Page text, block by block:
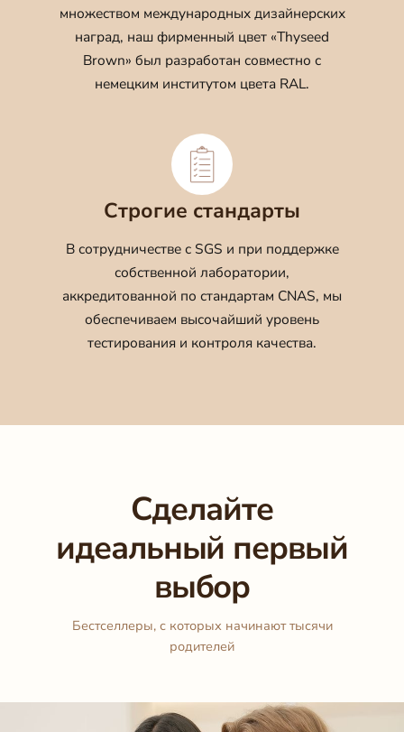
множеством международных дизайнерских
наград, наш фирменный цвет «Thyseed
Brown» был разработан совместно с
немецким институтом цвета RAL.
Строгие стандарты
В сотрудничестве с SGS и при поддержке
собственной лаборатории,
аккредитованной по стандартам CNAS, мы
обеспечиваем высочайший уровень
тестирования и контроля качества.
Сделайте
идеальный первый
выбор
Бестселлеры, с которых начинают тысячи
родителей